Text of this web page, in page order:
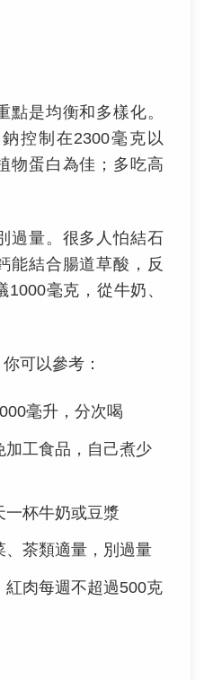
點是均衡和多樣化。
控制在2300毫克以
物蛋白為佳；多吃高
過量。很多人怕結石
能結合腸道草酸，反
毫克，從牛奶、
可以參考：
毫升，分次喝
加工食品，自己煮少
一杯牛奶或豆漿
、茶類適量，別過量
紅肉每週不超過500克